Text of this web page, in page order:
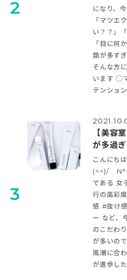
2
になり、
「マツエ
い？？」
「目に何
類が多す
そんな方
います ◯
テンショ
3
【美容
が多過
こんにち
(^^)/ N°
である 女
行の高彩
感 #抜け
ー など、
のこだわ
が多いの
風潮に合
が進歩し